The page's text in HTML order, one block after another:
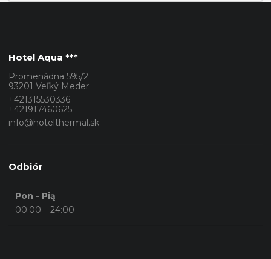
Hotel Aqua ***
Promenádna 595/2
93201 Veľký Meder
+421315530336
+421917460625
info@hotelthermal.sk
Odbiór
Pon - Pią
00:00 – 24:00